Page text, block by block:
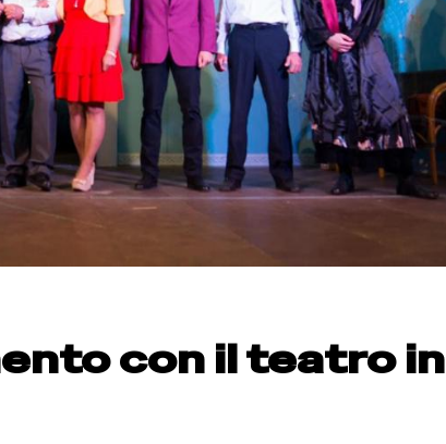
con il teatro in